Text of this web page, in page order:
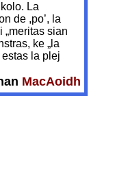
La
de ,po’, la
sian
ke „la
la plej
MacAoidh